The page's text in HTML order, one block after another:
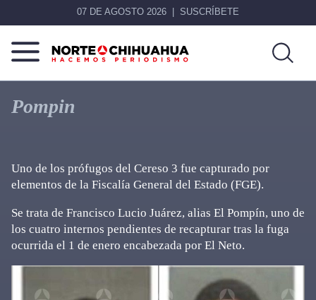
07 DE AGOSTO 2026 SUSCRÍBETE
Norte
De
Chihuahua
Más
que
noticias,
Pompin
Uno de los prófugos del Cereso 3 fue capturado por
elementos de la Fiscalía General del Estado (FGE).
Se trata de Francisco Lucio Juárez, alias El Pompín, uno de
los cuatro internos pendientes de recapturar tras la fuga
ocurrida el 1 de enero encabezada por El Neto.